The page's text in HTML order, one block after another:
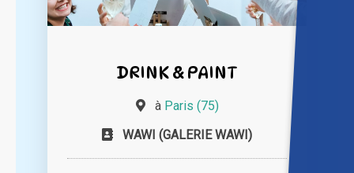
DRINK & PAINT
à Paris (75)
WAWI (GALERIE WAWI)